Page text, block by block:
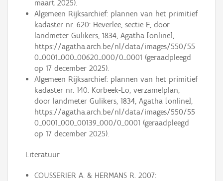
maart 2025).
Algemeen Rijksarchief: plannen van het primitief
kadaster nr. 620: Heverlee, sectie E, door
landmeter Gulikers, 1834, Agatha [online],
https://agatha.arch.be/nl/data/images/550/55
0_0001_000_00620_000/0_0001 (geraadpleegd
op 17 december 2025).
Algemeen Rijksarchief: plannen van het primitief
kadaster nr. 140: Korbeek-Lo, verzamelplan,
door landmeter Gulikers, 1834, Agatha [online],
https://agatha.arch.be/nl/data/images/550/55
0_0001_000_00139_000/0_0001 (geraadpleegd
op 17 december 2025).
Literatuur
COUSSERIER A. & HERMANS R. 2007: